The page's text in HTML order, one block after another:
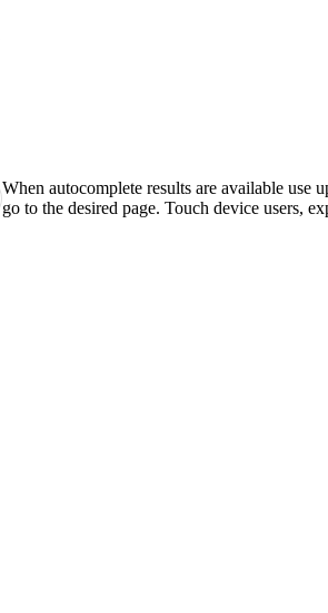
When autocomplete results are available use
go to the desired page. Touch device users,